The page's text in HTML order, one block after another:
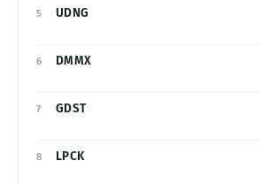
5 UDNG
6 DMMX
7 GDST
8 LPCK